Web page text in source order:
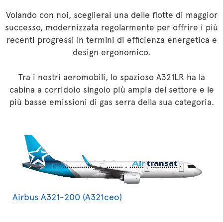
Volando con noi, sceglierai una delle flotte di maggior
successo, modernizzata regolarmente per offrire i più
recenti progressi in termini di efficienza energetica e
design ergonomico.
Tra i nostri aeromobili, lo spazioso A321LR ha la
cabina a corridoio singolo più ampia del settore e le
più basse emissioni di gas serra della sua categoria.
Airbus A321-200 (A321ceo)